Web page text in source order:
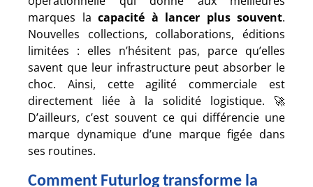
marques la capacité à lancer plus souvent.
Nouvelles collections, collaborations, éditions
limitées : elles n’hésitent pas, parce qu’elles
savent que leur infrastructure peut absorber le
choc. Ainsi, cette agilité commerciale est
directement liée à la solidité logistique. 🚀
D’ailleurs, c’est souvent ce qui différencie une
marque dynamique d’une marque figée dans
ses routines.
Comment Futurlog transforme la